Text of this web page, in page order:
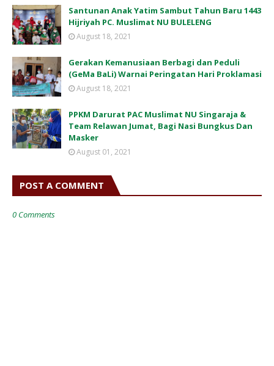
Santunan Anak Yatim Sambut Tahun Baru 1443
Hijriyah PC. Muslimat NU BULELENG
August 18, 2021
Gerakan Kemanusiaan Berbagi dan Peduli
(GeMa BaLi) Warnai Peringatan Hari Proklamasi
August 18, 2021
PPKM Darurat PAC Muslimat NU Singaraja &
Team Relawan Jumat, Bagi Nasi Bungkus Dan
Masker
August 01, 2021
POST A COMMENT
0 Comments